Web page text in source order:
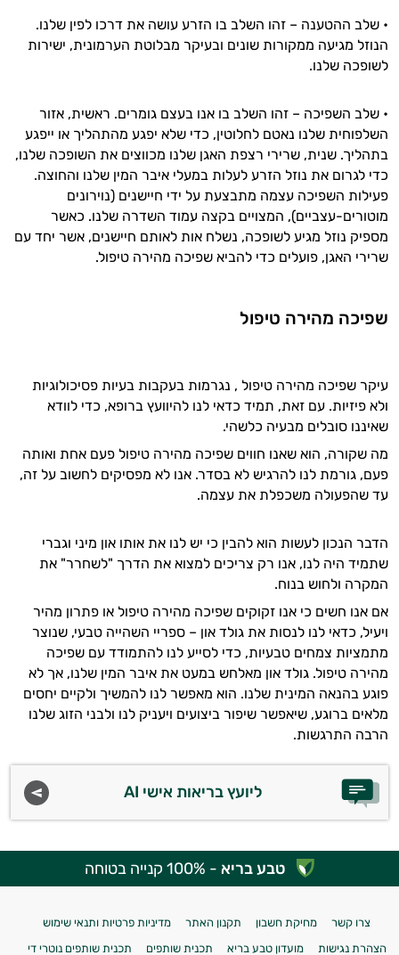
• שלב ההטענה – זהו השלב בו הזרע עושה את דרכו לפין שלנו.
הנוזל מגיעה ממקורות שונים ובעיקר מבלוטת הערמונית, ישירות
לשופכה שלנו.
• שלב השפיכה – זהו השלב בו אנו בעצם גומרים. ראשית, אזור
השלפוחית שלנו נאטם לחלוטין, כדי שלא יפגע מהתהליך או ייפגע
בתהליך. שנית, שרירי רצפת האגן שלנו מכווצים את השופכה שלנו,
כדי לגרום את נוזל הזרע לעלות במעלי איבר המין שלנו והחוצה.
פעילות השפיכה עצמה מתבצעת על ידי חיישנים (נוירונים
מוטורים-עצביים), המצויים בקצה עמוד השדרה שלנו. כאשר
מספיק נוזל מגיע לשופכה, נשלח אות לאותם חיישנים, אשר יחד עם
שרירי האגן, פועלים כדי להביא שפיכה מהירה טיפול.
שפיכה מהירה טיפול
עיקר שפיכה מהירה טיפול , נגרמות בעקבות בעיות פסיכולוגיות
ולא פיזיות. עם זאת, תמיד כדאי לנו להיוועץ ברופא, כדי לוודא
שאיננו סובלים מבעיה כלשהי.
מה שקורה, הוא שאנו חווים שפיכה מהירה טיפול פעם אחת ואותה
פעם, גורמת לנו להרגיש לא בסדר. אנו לא מפסיקים לחשוב על זה,
עד שהפעולה משכפלת את עצמה.
הדבר הנכון לעשות הוא להבין כי יש לנו את אותו און מיני וגברי
שתמיד היה לנו, אנו רק צריכים למצוא את הדרך "לשחרר" את
המקרה ולחוש בנוח.
אם אנו חשים כי אנו זקוקים שפיכה מהירה טיפול או פתרון מהיר
ויעיל, כדאי לנו לנסות את גולד און – ספריי השהייה טבעי, שנוצר
מתמציות צמחים טבעיות, כדי לסייע לנו להתמודד עם שפיכה
מהירה טיפול. גולד און מאלחש במעט את איבר המין שלנו, אך לא
פוגע בהנאה המינית שלנו. הוא מאפשר לנו להמשיך ולקיים יחסים
מלאים ברוגע, שיאפשר שיפור ביצועים ויעניק לנו ולבני הזוג שלנו
הרבה התרגשות.
ליועץ בריאות אישי AI
טבע בריא - 100% קנייה בטוחה
צרו קשר מחיקת חשבון תקנון האתר
מדיניות פרטיות ותנאי שימוש
הצהרת נגישות
מועדון טבע בריא תכנית שותפים תכנית שותפים נוטרי די
וספרות מקצועית בתחומי הרפואה הטבעית
ותזונת הספורט.
ולמצב הגופני שלך, ולהסביר לך אילו רכיבים
עובדים יחד כדי למקסם תוצאות גם בחיי היום
יום וגם בתחום הכושר והספורט.
המטרה שלי היא להתאים עבורך המלצות
אישיות מבוססות מדעית.
זה הזמן להתחיל. איך אוכל לעזור?